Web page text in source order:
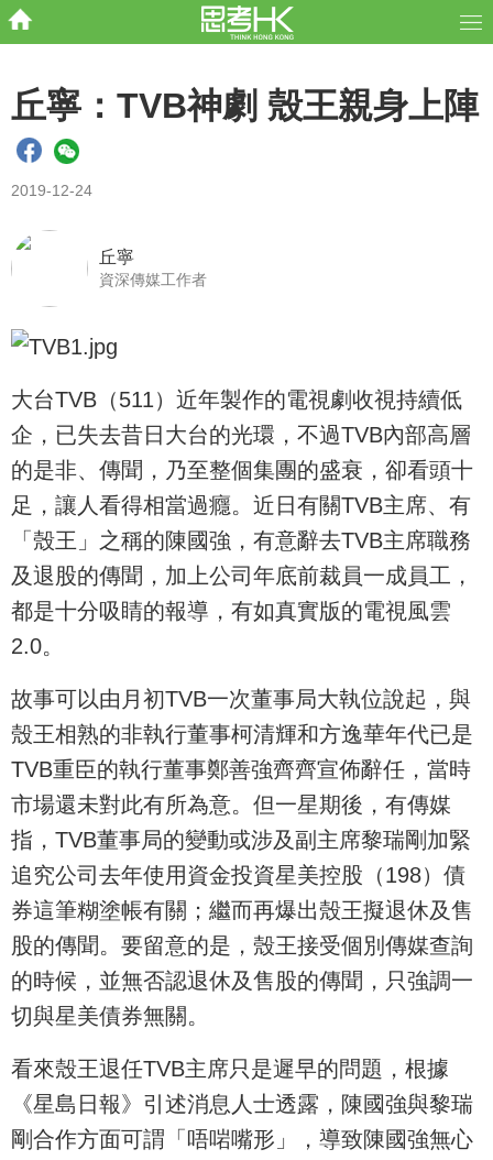
丘寧：TVB神劇 殼王親身上陣
2019-12-24
丘寧
資深傳媒工作者
大台TVB（511）近年製作的電視劇收視持續低
企，已失去昔日大台的光環，不過TVB內部高層
的是非、傳聞，乃至整個集團的盛衰，卻看頭十
足，讓人看得相當過癮。近日有關TVB主席、有
「殼王」之稱的陳國強，有意辭去TVB主席職務
及退股的傳聞，加上公司年底前裁員一成員工，
都是十分吸睛的報導，有如真實版的電視風雲
2.0。
故事可以由月初TVB一次董事局大執位說起，與
殼王相熟的非執行董事柯清輝和方逸華年代已是
TVB重臣的執行董事鄭善強齊齊宣佈辭任，當時
市場還未對此有所為意。但一星期後，有傳媒
指，TVB董事局的變動或涉及副主席黎瑞剛加緊
追究公司去年使用資金投資星美控股（198）債
券這筆糊塗帳有關；繼而再爆出殼王擬退休及售
股的傳聞。要留意的是，殼王接受個別傳媒查詢
的時候，並無否認退休及售股的傳聞，只強調一
切與星美債券無關。
看來殼王退任TVB主席只是遲早的問題，根據
《星島日報》引述消息人士透露，陳國強與黎瑞
剛合作方面可謂「唔啱嘴形」，導致陳國強無心